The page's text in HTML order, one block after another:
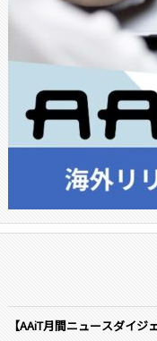
【AAiT月間ニュースダイ